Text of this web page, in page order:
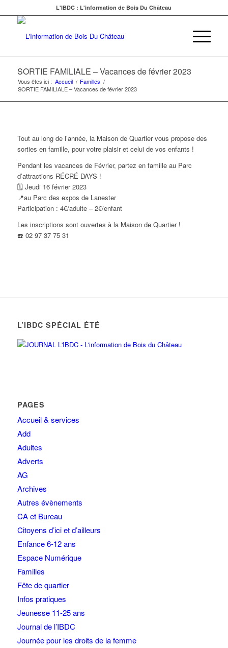
L'IBDC : L'information de Bois Du Château
SORTIE FAMILIALE – Vacances de février 2023
Vous êtes ici : Accueil / Familles /
SORTIE FAMILIALE – Vacances de février 2023
Tout au long de l’année, la Maison de Quartier vous propose des
sorties en famille, pour votre plaisir et celui de vos enfants !
Pendant les vacances de Février, partez en famille au Parc
d’attractions RÉCRÉ DAYS !
🗓 Jeudi 16 février 2023
📍au Parc des expos de Lanester
Participation : 4€/adulte – 2€/enfant
Les inscriptions sont ouvertes à la Maison de Quartier !
☎️ 02 97 37 75 31
L’IBDC SPÉCIAL ÉTÉ
PAGES
Accueil & services
Add
Adultes
Adverts
AG
Archives
Autres évènements
CA et Bureau
Citoyens d’ici et d’ailleurs
Enfance 6-12 ans
Espace Numérique
Familles
Fête de quartier
Infos pratiques
Jeunesse 11-25 ans
Journal de l’IBDC
Journée pour les droits de la femme